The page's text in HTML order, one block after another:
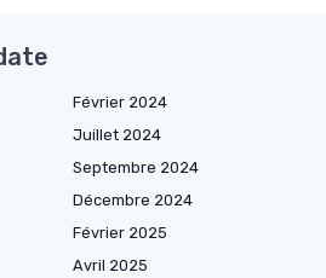
Février 2024
Juillet 2024
Septembre 2024
Décembre 2024
Février 2025
Avril 2025